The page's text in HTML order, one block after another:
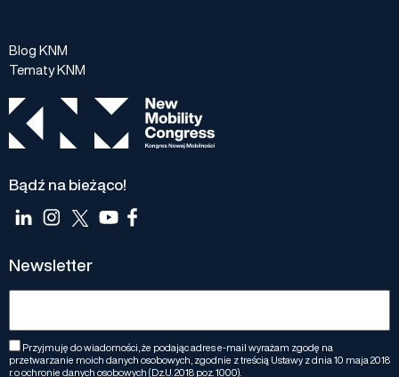
Blog KNM
Tematy KNM
Bądź na bieżąco!
Newsletter
Przyjmuję do wiadomości, że podając adres e-mail wyrażam zgodę na
przetwarzanie moich danych osobowych, zgodnie z treścią Ustawy z dnia 10 maja 2018
r. o ochronie danych osobowych (Dz.U. 2018 poz. 1000).